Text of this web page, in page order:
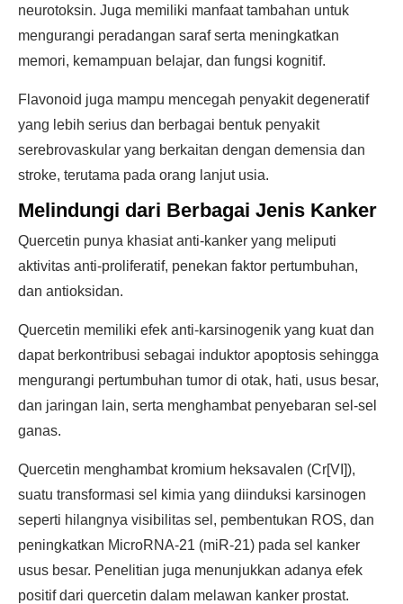
neurotoksin. Juga memiliki manfaat tambahan untuk
mengurangi peradangan saraf serta meningkatkan
memori, kemampuan belajar, dan fungsi kognitif.
Flavonoid juga mampu mencegah penyakit degeneratif
yang lebih serius dan berbagai bentuk penyakit
serebrovaskular yang berkaitan dengan demensia dan
stroke, terutama pada orang lanjut usia.
Melindungi dari Berbagai Jenis Kanker
Quercetin punya khasiat anti-kanker yang meliputi
aktivitas anti-proliferatif, penekan faktor pertumbuhan,
dan antioksidan.
Quercetin memiliki efek anti-karsinogenik yang kuat dan
dapat berkontribusi sebagai induktor apoptosis sehingga
mengurangi pertumbuhan tumor di otak, hati, usus besar,
dan jaringan lain, serta menghambat penyebaran sel-sel
ganas.
Quercetin menghambat kromium heksavalen (Cr[VI]),
suatu transformasi sel kimia yang diinduksi karsinogen
seperti hilangnya visibilitas sel, pembentukan ROS, dan
peningkatkan MicroRNA-21 (miR-21) pada sel kanker
usus besar. Penelitian juga menunjukkan adanya efek
positif dari quercetin dalam melawan kanker prostat.